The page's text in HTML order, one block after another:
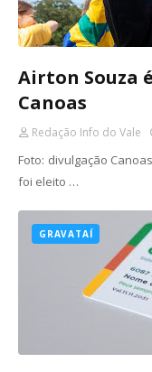
Airton Souza
Canoas
Redação Info do Vale
Foto: divulgação
foi eleito …
GRAVATAÍ